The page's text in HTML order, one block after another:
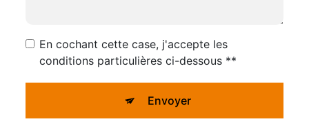
En cochant cette case, j'accepte les
conditions particulières ci-dessous **
Envoyer